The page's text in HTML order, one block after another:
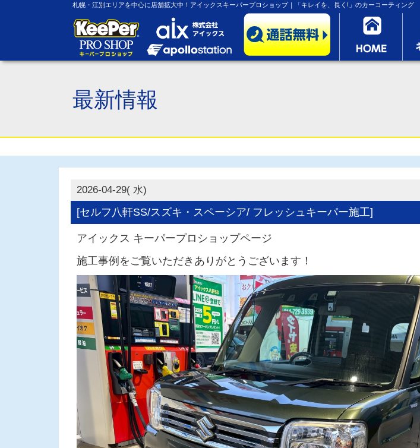
札幌・江別エリアを中心に店舗拡大中！アイックスキーパープロショップ｜「キレイを、長く!」のカーコーティング
最新情報
2026-04-29( 水)
[セルフ八軒SS/スズキ・スペーシア/ フレッシュキーパー施工]
アイックス キーパープロショップページ
施工事例をご覧いただきありがとうございます！